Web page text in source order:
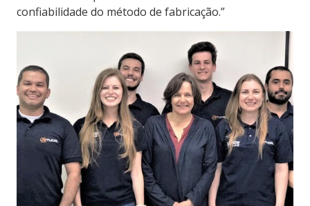
confiabilidade do método de fabricação.”